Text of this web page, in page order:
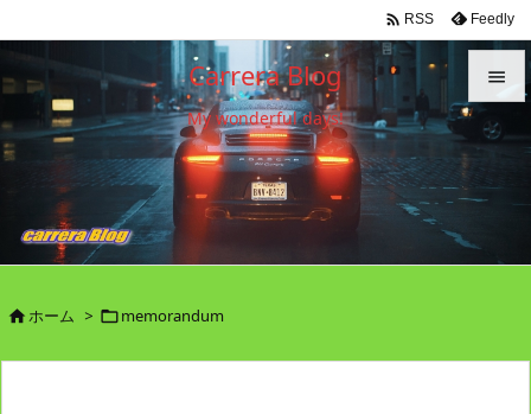
Carrera Blog
My wonderful days!


メニュ

 RSS Feedly
ホーム > memorandum